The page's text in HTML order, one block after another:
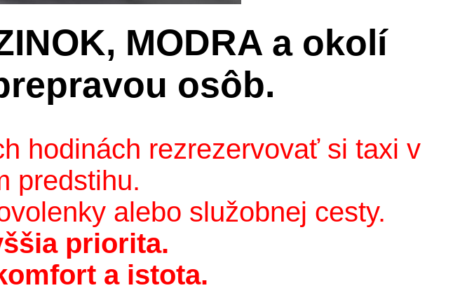
MODRA a okolí
osôb.
hodinách rezrezervovať si taxi v
predstihu.
alebo služobnej cesty.
priorita.
a istota.